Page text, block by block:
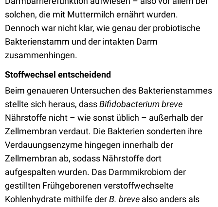
solchen, die mit Muttermilch ernährt wurden.
Dennoch war nicht klar, wie genau der probiotische
Bakterienstamm und der intakten Darm
zusammenhingen.
Stoffwechsel entscheidend
Beim genaueren Untersuchen des Bakterienstammes
stellte sich heraus, dassBifidobacterium breve
Nährstoffe nicht – wie sonst üblich – außerhalb der
Zellmembran verdaut. Die Bakterien sonderten ihre
Verdauungsenzyme hingegen innerhalb der
Zellmembran ab, sodass Nährstoffe dort
aufgespalten wurden. Das Darmmikrobiom der
gestillten Frühgeborenen verstoffwechselte
Kohlenhydrate mithilfe derB. breve also anders als